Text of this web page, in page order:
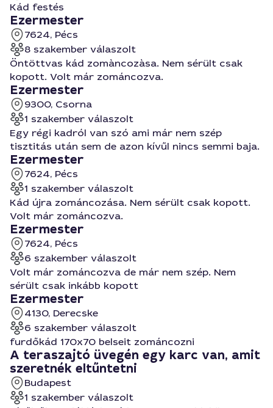
Kád festés
Ezermester
7624, Pécs
8 szakember válaszolt
Öntöttvas kád zomàncozàsa. Nem sérült csak
kopott. Volt már zománcozva.
Ezermester
9300, Csorna
1 szakember válaszolt
Egy régi kadról van szó ami már nem szép
tisztitás után sem de azon kívűl nincs semmi baja.
Ezermester
7624, Pécs
1 szakember válaszolt
Kád újra zománcozása. Nem sérült csak kopott.
Volt már zománcozva.
Ezermester
7624, Pécs
6 szakember válaszolt
Volt már zománcozva de már nem szép. Nem
sérült csak inkább kopott
Ezermester
4130, Derecske
6 szakember válaszolt
furdőkád 170x70 belseit zománcozni
A teraszajtó üvegén egy karc van, amit
szeretnék eltűntetni
Budapest
1 szakember válaszolt